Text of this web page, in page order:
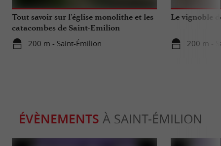
Tout savoir sur l'église monolithe et les
catacombes de Saint-Emilion
200 m - Saint-Émilion
Le vignoble
200 m -
ÉVÈNEMENTS À SAINT-ÉMILION